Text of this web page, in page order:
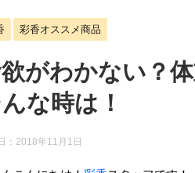
彩香オススメ商品
がわかない？
な時は！
： 2018年11月1日